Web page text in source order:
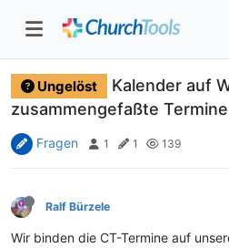
Ungelöst
Kalender auf
zusammengefaßte Termine
Fragen 1 1 139
Ralf Bürzele
Wir binden die CT-Termine auf